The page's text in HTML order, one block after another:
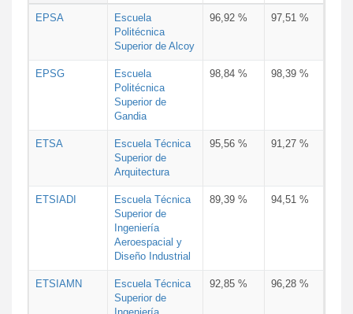
EPSA
Escuela
Politécnica
Superior de Alcoy
96,92 % 97,51 %
EPSG
Escuela
Politécnica
Superior de
Gandia
98,84 % 98,39 %
ETSA
Escuela Técnica
Superior de
Arquitectura
95,56 % 91,27 %
ETSIADI
Escuela Técnica
Superior de
Ingeniería
Aeroespacial y
Diseño Industrial
89,39 % 94,51 %
ETSIAMN
Escuela Técnica
Superior de
Ingeniería
92,85 % 96,28 %